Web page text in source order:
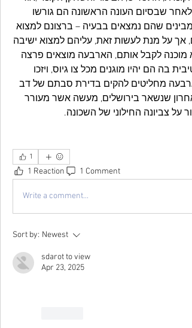
צביונה החילוני של השכונה.
1
1 Reaction 1 Comment
Write a comment...
Sort by: Newest
sdarot to view
Apr 23, 2025